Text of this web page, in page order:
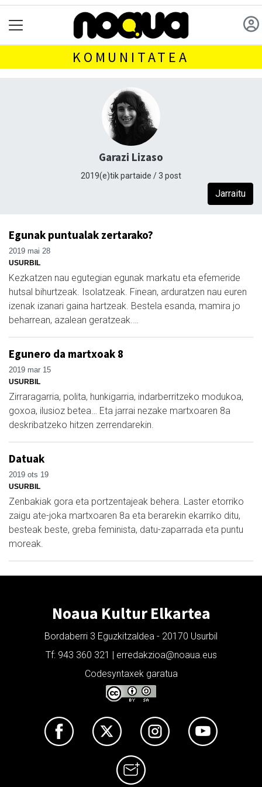
KOMUNITATEA
Garazi Lizaso
2019(e)tik partaide / 3 post
Jarraitu
Egunak puntualak zertarako?
2019 mai 28
USURBIL
Kezkatzen nau egutegian egunak markatu eta efemeride
hutsal bihurtzeak. Isolatzeak. Finean, arduratzen nau euren
izenak izanari gaina hartzeak. Bestela esanda, mamira jo
beharrean, azalean geratzeak.…
Egunero da martxoak 8
2019 mar 15
USURBIL
Zirraragarria, polita, hunkigarria, indarberritzeko modukoa,
goxoa, ilusioz betea… Eta jarrai nezake martxoaren 8a
deskribatzeko hitzen zerrendarekin.
Datuak
2019 ots 19
USURBIL
Zenbakiak gora eta portzentajeak behera. Laster etorriko
zaigu ate-joka martxoaren 8a eta berarekin ekarriko ditu,
besteak beste, greba feminista, datu-zaparrada eta puntu
moreak.
Noaua Kultur Elkartea
Bordaberri 3 Eguzkitzaldea - 20170 Usurbil
Tf: 943 360 321 | erredakzioa@noaua.eus
Codesyntaxek garatua